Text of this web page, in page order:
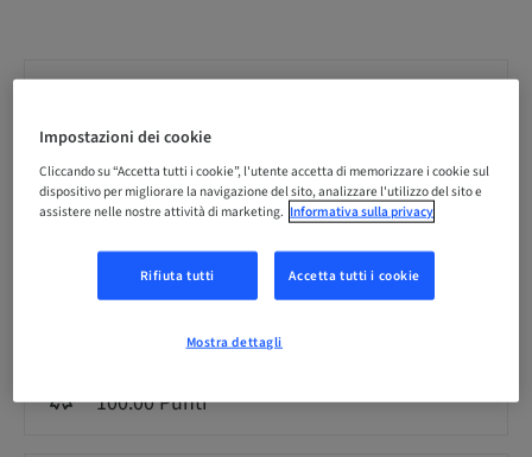
Scadenza registrazione
15. mag 2044 (UTC+1)
Italiano
100.00 Punti
Impostazioni dei cookie
Cliccando su “Accetta tutti i cookie”, l'utente accetta di memorizzare i cookie sul
dispositivo per migliorare la navigazione del sito, analizzare l'utilizzo del sito e
assistere nelle nostre attività di marketing. Informativa sulla privacy
Rifiuta tutti Accetta tutti i cookie
Mostra dettagli